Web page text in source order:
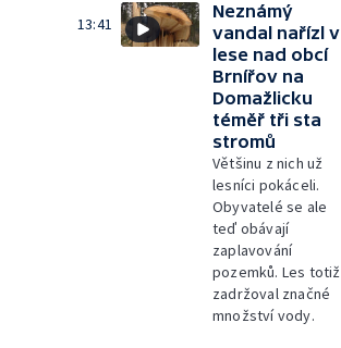
13:41
Neznámý
vandal nařízl v
lese nad obcí
Brnířov na
Domažlicku
téměř tři sta
stromů
Většinu z nich už
lesníci pokáceli.
Obyvatelé se ale
teď obávají
zaplavování
pozemků. Les totiž
zadržoval značné
množství vody.